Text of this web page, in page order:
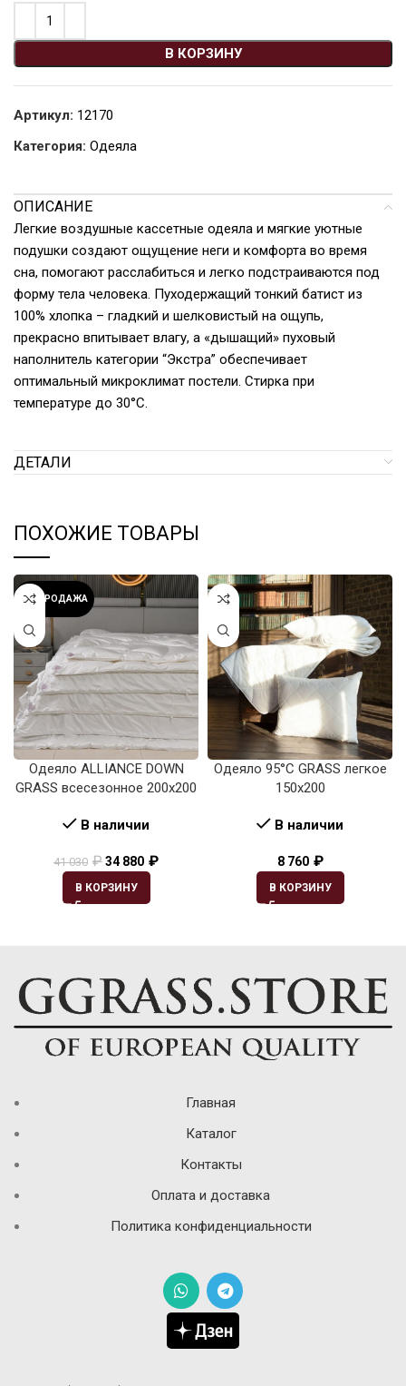
В КОРЗИНУ
Артикул: 12170
Категория: Одеяла
ОПИСАНИЕ
Легкие воздушные кассетные одеяла и мягкие уютные
подушки создают ощущение неги и комфорта во время
сна, помогают расслабиться и легко подстраиваются под
форму тела человека. Пуходержащий тонкий батист из
100% хлопка – гладкий и шелковистый на ощупь,
прекрасно впитывает влагу, а «дышащий» пуховый
наполнитель категории “Экстра” обеспечивает
оптимальный микроклимат постели. Стирка при
температуре до 30°С.
ДЕТАЛИ
ПОХОЖИЕ ТОВАРЫ
РАСПРОДАЖА
Одеяло ALLIANCE DOWN
GRASS всесезонное 200х200
В наличии
41 030 ₽34 880 ₽
В КОРЗИНУ
Одеяло 95°C GRASS легкое
150х200
В наличии
8 760 ₽
В КОРЗИНУ
Главная
Каталог
Контакты
Оплата и доставка
Политика конфиденциальности